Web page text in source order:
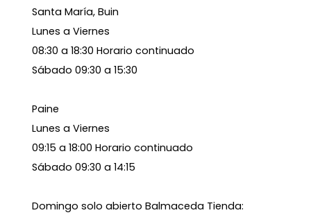
Santa María, Buin
Lunes a Viernes
08:30 a 18:30 Horario continuado
Sábado 09:30 a 15:30
Paine
Lunes a Viernes
09:15 a 18:00 Horario continuado
Sábado 09:30 a 14:15
Domingo solo abierto Balmaceda Tienda: